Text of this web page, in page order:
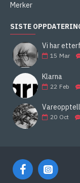
Merker
SISTE
Vi har
15 Mar
Klarna
22 Feb
20 Oct